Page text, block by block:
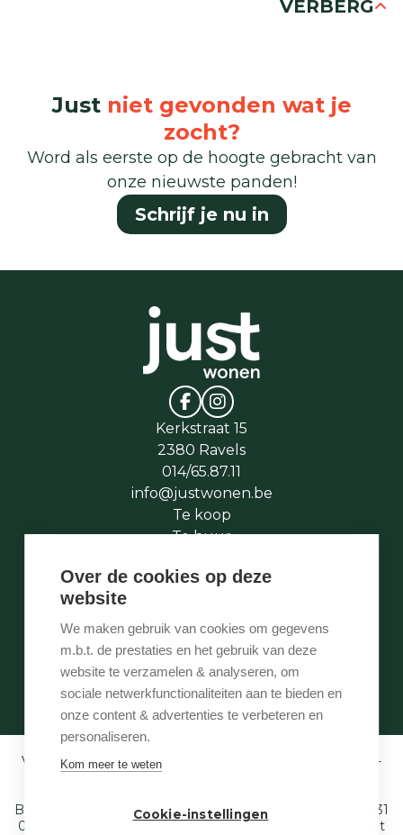
VERBERG
Just niet gevonden wat je
zocht?
Word als eerste op de hoogte gebracht van
onze nieuwste panden!
Schrijf je nu in
Kerkstraat 15
2380 Ravels
014/65.87.11
info@justwonen.be
Te koop
Te huur
Stukje geschiedenis
Onze services
Contact
Te vroeg
Eigenaarslogin
Vastgoedmakelaar-bemiddelaar BIV België BIV 507.005 -
Belgium (polisnr. 730.390.160) - Derdenrekening: BE97 1431
0000 1849. Toezichthoudende autoriteit: Beroepsinstituut
Over de cookies op deze
website
We maken gebruik van cookies om gegevens
m.b.t. de prestaties en het gebruik van deze
website te verzamelen & analyseren, om
sociale netwerkfunctionaliteiten aan te bieden en
onze content & advertenties te verbeteren en
personaliseren.
Kom meer te weten
Cookie-instellingen